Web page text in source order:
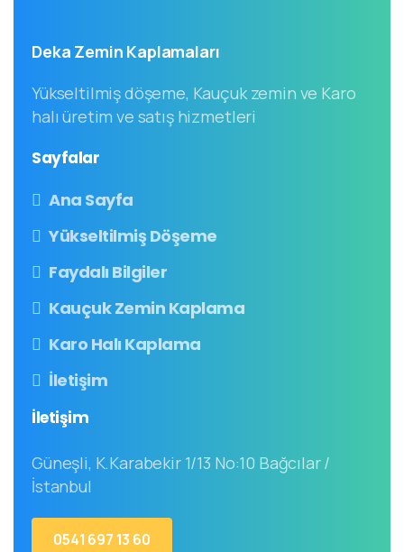
Deka Zemin Kaplamaları
Yükseltilmiş döşeme, Kauçuk zemin ve Karo
halı üretim ve satış hizmetleri
Sayfalar
Ana Sayfa
Yükseltilmiş Döşeme
Faydalı Bilgiler
Kauçuk Zemin Kaplama
Karo Halı Kaplama
İletişim
İletişim
Güneşli, K.Karabekir 1/13 No:10 Bağcılar /
İstanbul
0541 697 13 60